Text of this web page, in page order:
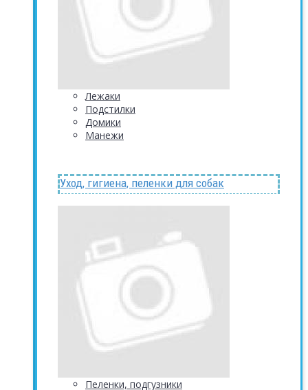
Лежаки
Подстилки
Домики
Манежи
Уход, гигиена, пеленки для собак
Пеленки, подгузники